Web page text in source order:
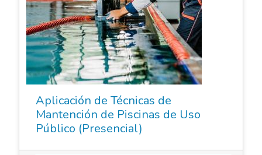
Aplicación de Técnicas de
Mantención de Piscinas de Uso
Público (Presencial)